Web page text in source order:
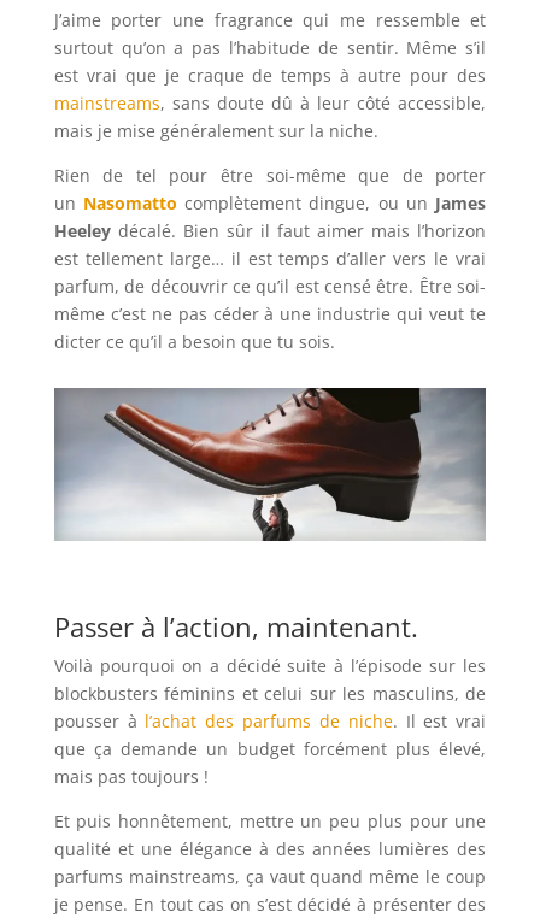
J’aime porter une fragrance qui me ressemble et
surtout qu’on a pas l’habitude de sentir. Même s’il
est vrai que je craque de temps à autre pour des
mainstreams, sans doute dû à leur côté accessible,
mais je mise généralement sur la niche.
Rien de tel pour être soi-même que de porter
un Nasomatto complètement dingue, ou un James
Heeley décalé. Bien sûr il faut aimer mais l’horizon
est tellement large… il est temps d’aller vers le vrai
parfum, de découvrir ce qu’il est censé être. Être soi-
même c’est ne pas céder à une industrie qui veut te
dicter ce qu’il a besoin que tu sois.
Passer à l’action, maintenant.
Voilà pourquoi on a décidé suite à l’épisode sur les
blockbusters féminins et celui sur les masculins, de
pousser à l’achat des parfums de niche. Il est vrai
que ça demande un budget forcément plus élevé,
mais pas toujours !
Et puis honnêtement, mettre un peu plus pour une
qualité et une élégance à des années lumières des
parfums mainstreams, ça vaut quand même le coup
je pense. En tout cas on s’est décidé à présenter des